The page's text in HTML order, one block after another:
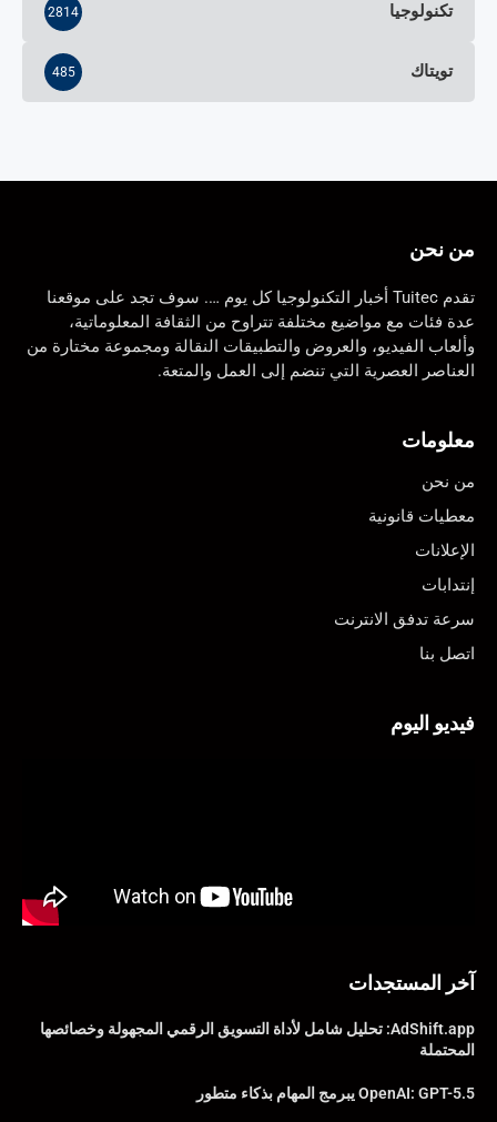
تكنولوجيا 2814
تويتاك 485
من نحن
تقدم Tuitec أخبار التكنولوجيا كل يوم …. سوف تجد على موقعنا
عدة فئات مع مواضيع مختلفة تتراوح من الثقافة المعلوماتية،
وألعاب الفيديو، والعروض والتطبيقات النقالة ومجموعة مختارة من
العناصر العصرية التي تنضم إلى العمل والمتعة.
معلومات
من نحن
معطيات قانونية
الإعلانات
إنتدابات
سرعة تدفق الانترنت
اتصل بنا
فيديو اليوم
آخر المستجدات
AdShift.app: تحليل شامل لأداة التسويق الرقمي المجهولة وخصائصها
المحتملة
OpenAI: GPT-5.5 يبرمج المهام بذكاء متطور